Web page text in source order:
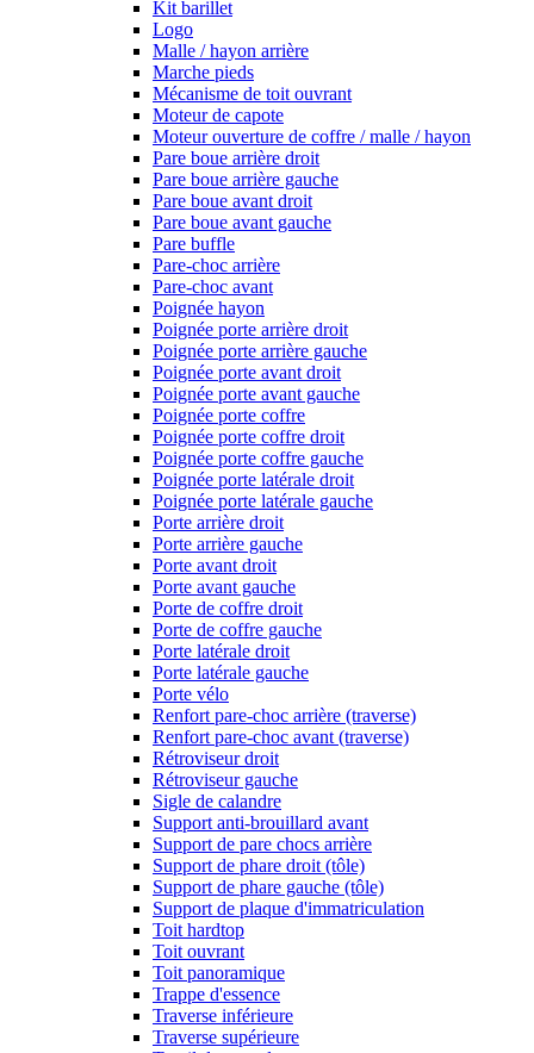
Kit barillet
Logo
Malle / hayon arrière
Marche pieds
Mécanisme de toit ouvrant
Moteur de capote
Moteur ouverture de coffre / malle / hayon
Pare boue arrière droit
Pare boue arrière gauche
Pare boue avant droit
Pare boue avant gauche
Pare buffle
Pare-choc arrière
Pare-choc avant
Poignée hayon
Poignée porte arrière droit
Poignée porte arrière gauche
Poignée porte avant droit
Poignée porte avant gauche
Poignée porte coffre
Poignée porte coffre droit
Poignée porte coffre gauche
Poignée porte latérale droit
Poignée porte latérale gauche
Porte arrière droit
Porte arrière gauche
Porte avant droit
Porte avant gauche
Porte de coffre droit
Porte de coffre gauche
Porte latérale droit
Porte latérale gauche
Porte vélo
Renfort pare-choc arrière (traverse)
Renfort pare-choc avant (traverse)
Rétroviseur droit
Rétroviseur gauche
Sigle de calandre
Support anti-brouillard avant
Support de pare chocs arrière
Support de phare droit (tôle)
Support de phare gauche (tôle)
Support de plaque d'immatriculation
Toit hardtop
Toit ouvrant
Toit panoramique
Trappe d'essence
Traverse inférieure
Traverse supérieure